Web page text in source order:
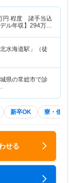
円 程度 諸手当込
ル年収】 294万円
水海道駅」（徒
新卒OK 寮・借り
せる